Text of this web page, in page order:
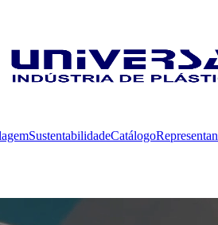
SustentabilidadeCatálogo